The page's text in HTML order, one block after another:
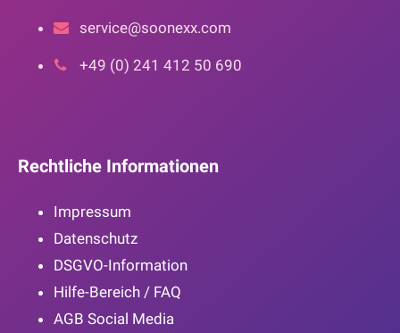
service@soonexx.com
+49 (0) 241 412 50 690
Rechtliche Informationen
Impressum
Datenschutz
DSGVO-Information
Hilfe-Bereich / FAQ
AGB Social Media